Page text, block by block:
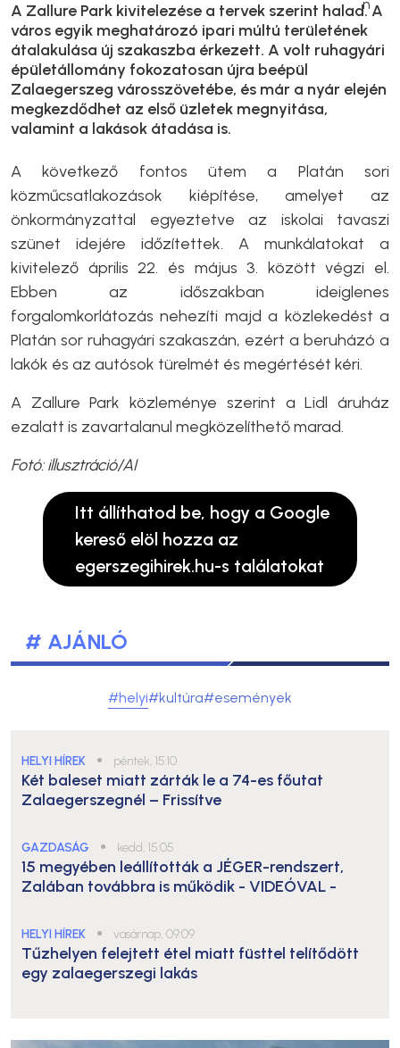
A Zallure Park kivitelezése a tervek szerint halad. A
város egyik meghatározó ipari múltú területének
átalakulása új szakaszba érkezett. A volt ruhagyári
épületállomány fokozatosan újra beépül
Zalaegerszeg városszövetébe, és már a nyár elején
megkezdődhet az első üzletek megnyitása,
valamint a lakások átadása is.
A következő fontos ütem a Platán sori
közműcsatlakozások kiépítése, amelyet az
önkormányzattal egyeztetve az iskolai tavaszi
szünet idejére időzítettek. A munkálatokat a
kivitelező április 22. és május 3. között végzi el.
Ebben az időszakban ideiglenes
forgalomkorlátozás nehezíti majd a közlekedést a
Platán sor ruhagyári szakaszán, ezért a beruházó a
lakók és az autósok türelmét és megértését kéri.
A Zallure Park közleménye szerint a Lidl áruház
ezalatt is zavartalanul megközelíthető marad.
Fotó: illusztráció/AI
Itt állíthatod be, hogy a Google
kereső elöl hozza az
egerszegihirek.hu-s találatokat
# AJÁNLÓ
#helyi#kultúra#események
HELYI HÍREK ● péntek, 15:10
Két baleset miatt zárták le a 74-es főutat
Zalaegerszegnél – Frissítve
GAZDASÁG ● kedd, 15:05
15 megyében leállították a JÉGER-rendszert,
Zalában továbbra is működik - VIDEÓVAL -
HELYI HÍREK ● vasárnap, 09:09
Tűzhelyen felejtett étel miatt füsttel telítődött
egy zalaegerszegi lakás